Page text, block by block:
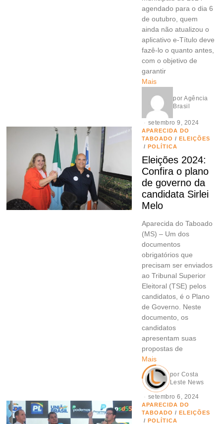
agendado para o dia 6
de outubro, quem
ainda não atualizou o
aplicativo e-Título deve
fazê-lo o quanto antes,
com o objetivo de
garantir
Mais
porAgência
Brasil
setembro 9, 2024
APARECIDA DO
TABOADO / ELEIÇÕES
/ POLÍTICA
Eleições 2024:
Confira o plano
de governo da
candidata Sirlei
Melo
Aparecida do Taboado
(MS) – Um dos
documentos
obrigatórios que
precisam ser enviados
ao Tribunal Superior
Eleitoral (TSE) pelos
candidatos, é o Plano
de Governo. Neste
documento, os
candidatos
apresentam suas
propostas de
Mais
por Costa
Leste News
setembro 6, 2024
APARECIDA DO
TABOADO / ELEIÇÕES
/ POLÍTICA